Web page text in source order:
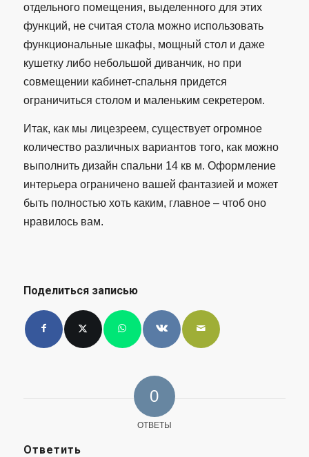
отдельного помещения, выделенного для этих
функций, не считая стола можно использовать
функциональные шкафы, мощный стол и даже
кушетку либо небольшой диванчик, но при
совмещении кабинет-спальня придется
ограничиться столом и маленьким секретером.
Итак, как мы лицезреем, существует огромное
количество различных вариантов того, как можно
выполнить дизайн спальни 14 кв м. Оформление
интерьера ограничено вашей фантазией и может
быть полностью хоть каким, главное – чтоб оно
нравилось вам.
Поделиться записью
0
ОТВЕТЫ
Ответить